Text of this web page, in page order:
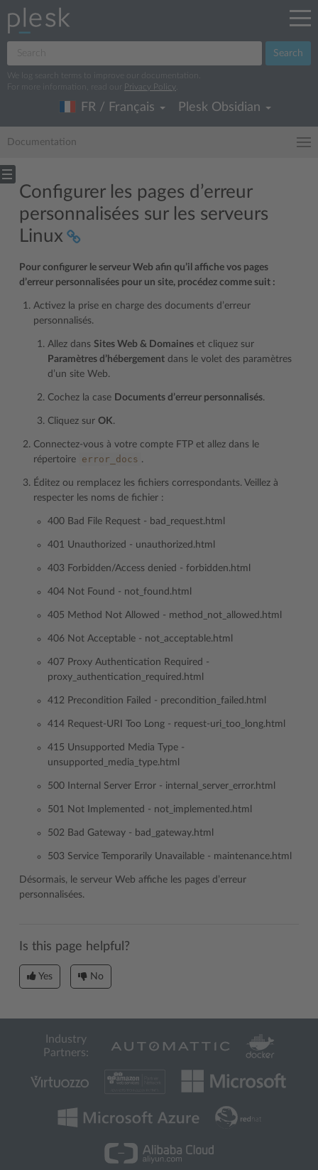
Search
We log search terms to improve our documentation.
For more information, read our
Privacy Policy
FR / Français Plesk Obsidian
Documentation
Configurer les pages d’erreur
personnalisées sur les serveurs
Linux
Pour configurer le serveur Web afin qu’il affiche vos pages
d’erreur personnalisées pour un site, procédez comme suit :
Activez la prise en charge des documents d’erreur
personnalisés.
Allez dans Sites Web & Domaines et cliquez sur
Paramètres d’hébergement dans le volet des paramètres
d’un site Web.
Cochez la case Documents d’erreur personnalisés.
Cliquez sur OK.
Connectez-vous à votre compte FTP et allez dans le
répertoire
error_docs .
Éditez ou remplacez les fichiers correspondants. Veillez à
respecter les noms de fichier :
400 Bad File Request - bad_request.html
401 Unauthorized - unauthorized.html
403 Forbidden/Access denied - forbidden.html
404 Not Found - not_found.html
405 Method Not Allowed - method_not_allowed.html
406 Not Acceptable - not_acceptable.html
407 Proxy Authentication Required -
proxy_authentication_required.html
412 Precondition Failed - precondition_failed.html
414 Request-URI Too Long - request-uri_too_long.html
415 Unsupported Media Type -
unsupported_media_type.html
500 Internal Server Error - internal_server_error.html
501 Not Implemented - not_implemented.html
502 Bad Gateway - bad_gateway.html
503 Service Temporarily Unavailable - maintenance.html
Désormais, le serveur Web affiche les pages d’erreur
personnalisées.
Is this page helpful?
Yes No
Industry
Partners: